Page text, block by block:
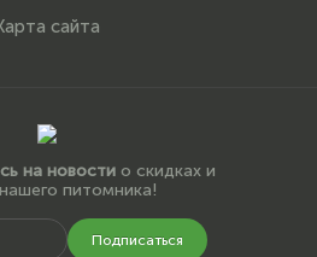
сайта
на новостио скидках и
питомника!
Подписаться